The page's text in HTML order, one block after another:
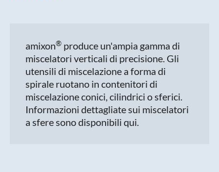
amixon® produce un'ampia gamma di
miscelatori verticali di precisione. Gli
utensili di miscelazione a forma di
spirale ruotano in contenitori di
miscelazione conici, cilindrici o sferici.
Informazioni dettagliate sui miscelatori
a sfere sono disponibili qui.